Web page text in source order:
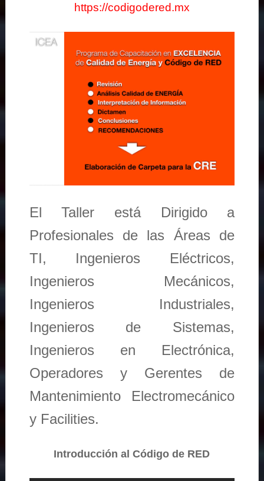
https://codigodered.mx
El Taller está Dirigido a
Profesionales de las Áreas de
TI, Ingenieros Eléctricos,
Ingenieros Mecánicos,
Ingenieros Industriales,
Ingenieros de Sistemas,
Ingenieros en Electrónica,
Operadores y Gerentes de
Mantenimiento Electromecánico
y Facilities.
Introducción al Código de RED